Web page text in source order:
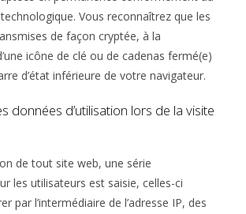
Vous reconnaîtrez que les
de façon cryptée, à la
icône de clé ou de cadenas fermé(e)
d’état inférieure de votre navigateur.
données d’utilisation lors de la visite
de tout site web, une série
les utilisateurs est saisie, celles-ci
par l’intermédiaire de l’adresse IP, des